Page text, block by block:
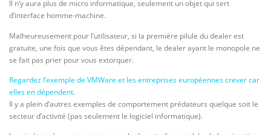
Il n’y aura plus de micro informatique, seulement un objet qui sert
d’interface homme-machine.
Malheureusement pour l’utilisateur, si la première pilule du dealer est
gratuite, une fois que vous êtes dépendant, le dealer ayant le monopole ne
se fait pas prier pour vous extorquer.
Regardez l’exemple de VMWare et les entreprises européennes crever car
elles en dépendent.
Il y a plein d’autres exemples de comportement prédateurs quelque soit le
secteur d’activité (pas seulement le logiciel informatique).